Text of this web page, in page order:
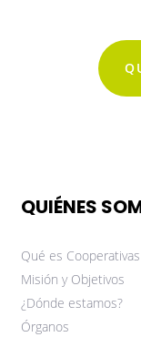
QUIÉNES
Qué es
Misión y Objetivos
¿Dónde estamos?
Órganos